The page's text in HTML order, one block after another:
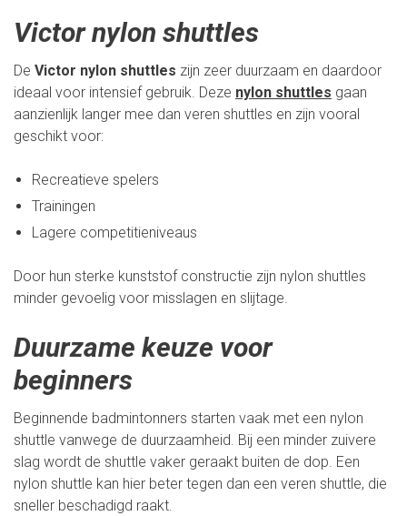
Victor nylon shuttles
De Victor nylon shuttles zijn zeer duurzaam en daardoor
ideaal voor intensief gebruik. Deze nylon shuttles gaan
aanzienlijk langer mee dan veren shuttles en zijn vooral
geschikt voor:
Recreatieve spelers
Trainingen
Lagere competitieniveaus
Door hun sterke kunststof constructie zijn nylon shuttles
minder gevoelig voor misslagen en slijtage.
Duurzame keuze voor
beginners
Beginnende badmintonners starten vaak met een nylon
shuttle vanwege de duurzaamheid. Bij een minder zuivere
slag wordt de shuttle vaker geraakt buiten de dop. Een
nylon shuttle kan hier beter tegen dan een veren shuttle, die
sneller beschadigd raakt.